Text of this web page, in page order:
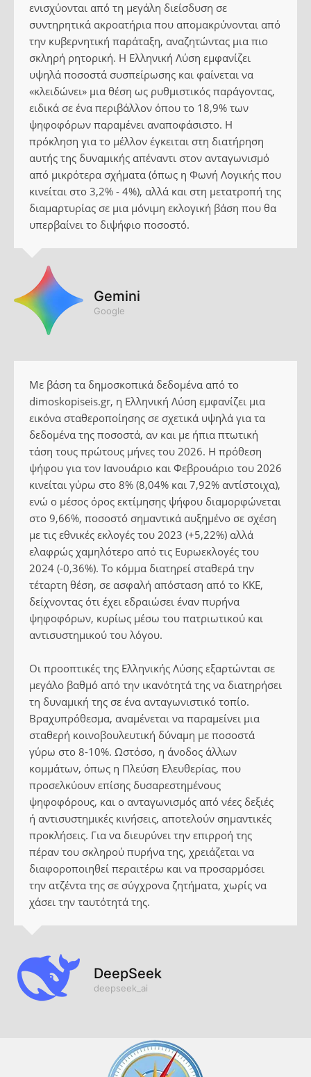
ενισχύονται από τη μεγάλη διείσδυση σε
συντηρητικά ακροατήρια που απομακρύνονται από
την κυβερνητική παράταξη, αναζητώντας μια πιο
σκληρή ρητορική. Η Ελληνική Λύση εμφανίζει
υψηλά ποσοστά συσπείρωσης και φαίνεται να
«κλειδώνει» μια θέση ως ρυθμιστικός παράγοντας,
ειδικά σε ένα περιβάλλον όπου το 18,9% των
ψηφοφόρων παραμένει αναποφάσιστο. Η
πρόκληση για το μέλλον έγκειται στη διατήρηση
αυτής της δυναμικής απέναντι στον ανταγωνισμό
από μικρότερα σχήματα (όπως η Φωνή Λογικής που
κινείται στο 3,2% - 4%), αλλά και στη μετατροπή της
διαμαρτυρίας σε μια μόνιμη εκλογική βάση που θα
υπερβαίνει το διψήφιο ποσοστό.
Gemini
Google
Με βάση τα δημοσκοπικά δεδομένα από το
dimoskopiseis.gr, η Ελληνική Λύση εμφανίζει μια
εικόνα σταθεροποίησης σε σχετικά υψηλά για τα
δεδομένα της ποσοστά, αν και με ήπια πτωτική
τάση τους πρώτους μήνες του 2026. Η πρόθεση
ψήφου για τον Ιανουάριο και Φεβρουάριο του 2026
κινείται γύρω στο 8% (8,04% και 7,92% αντίστοιχα),
ενώ ο μέσος όρος εκτίμησης ψήφου διαμορφώνεται
στο 9,66%, ποσοστό σημαντικά αυξημένο σε σχέση
με τις εθνικές εκλογές του 2023 (+5,22%) αλλά
ελαφρώς χαμηλότερο από τις Ευρωεκλογές του
2024 (-0,36%). Το κόμμα διατηρεί σταθερά την
τέταρτη θέση, σε ασφαλή απόσταση από το ΚΚΕ,
δείχνοντας ότι έχει εδραιώσει έναν πυρήνα
ψηφοφόρων, κυρίως μέσω του πατριωτικού και
αντισυστημικού του λόγου.
Οι προοπτικές της Ελληνικής Λύσης εξαρτώνται σε
μεγάλο βαθμό από την ικανότητά της να διατηρήσει
τη δυναμική της σε ένα ανταγωνιστικό τοπίο.
Βραχυπρόθεσμα, αναμένεται να παραμείνει μια
σταθερή κοινοβουλευτική δύναμη με ποσοστά
γύρω στο 8-10%. Ωστόσο, η άνοδος άλλων
κομμάτων, όπως η Πλεύση Ελευθερίας, που
προσελκύουν επίσης δυσαρεστημένους
ψηφοφόρους, και ο ανταγωνισμός από νέες δεξιές
ή αντισυστημικές κινήσεις, αποτελούν σημαντικές
προκλήσεις. Για να διευρύνει την επιρροή της
πέραν του σκληρού πυρήνα της, χρειάζεται να
διαφοροποιηθεί περαιτέρω και να προσαρμόσει
την ατζέντα της σε σύγχρονα ζητήματα, χωρίς να
χάσει την ταυτότητά της.
DeepSeek
deepseek_ai